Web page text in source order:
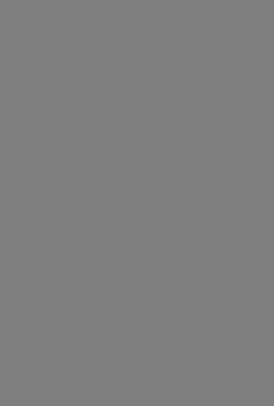
A l'exception des
le dépôt de ces cookies
informations de
de votre activité en
de retirer votrte